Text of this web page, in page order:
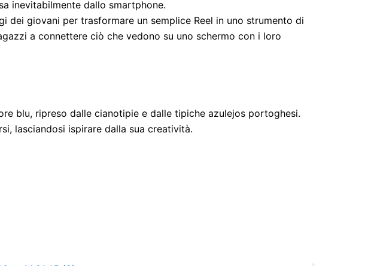
inevitabilmente dallo smartphone.
dei giovani per trasformare un semplice Reel in uno strumento di
a connettere ciò che vedono su uno schermo con i loro
blu, ripreso dalle cianotipie e dalle tipiche azulejos portoghesi.
lasciandosi ispirare dalla sua creatività.